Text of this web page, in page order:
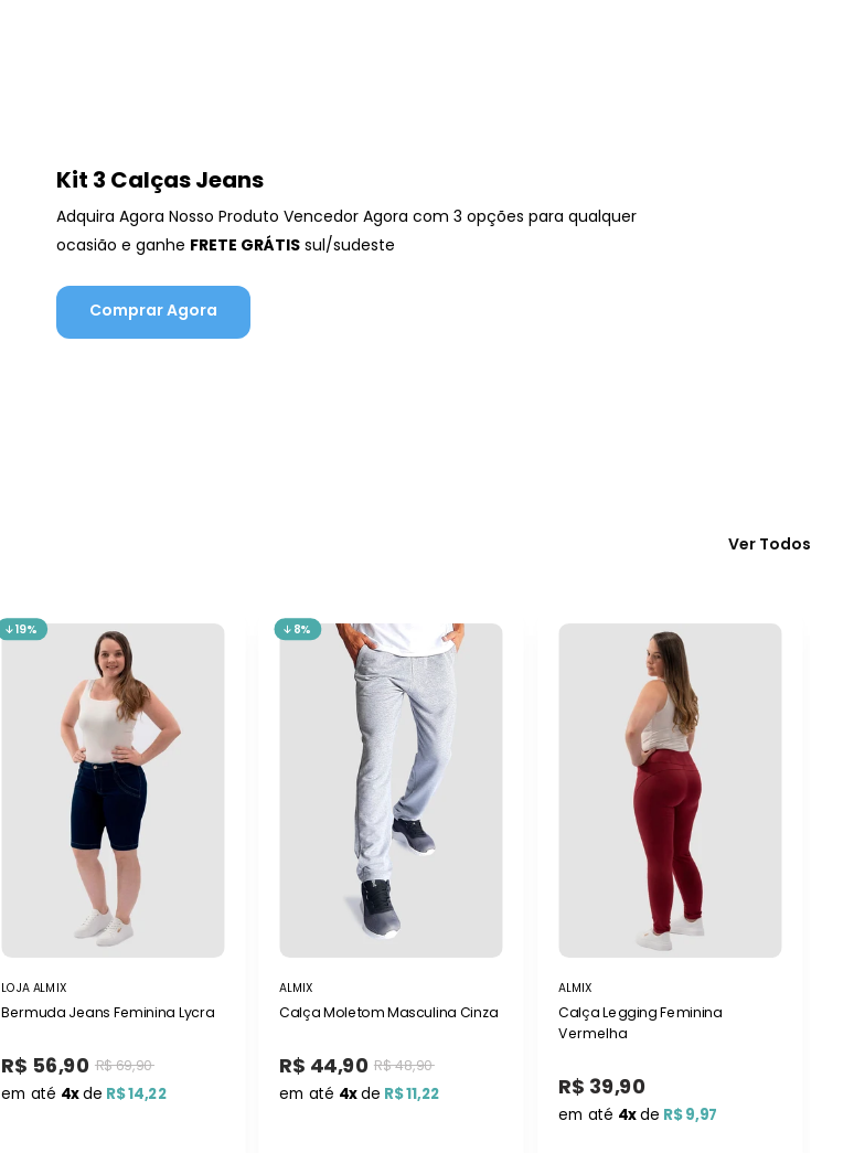
Kit 3 Calças Jeans
Adquira Agora Nosso Produto Vencedor Agora com 3 opções para qualquer
ocasião e ganhe FRETE GRÁTISsul/sudeste
Comprar Agora
Ver Todos
19%
LOJA ALMIX
Bermuda Jeans Feminina Lycra
R$ 56,90 R$ 69,90
em até 4xde R$ 14,22
8%
ALMIX
Calça Moletom Masculina Cinza
R$ 44,90 R$ 48,90
em até 4xde R$ 11,22
ALMIX
Calça Legging Feminina
Vermelha
R$ 39,90
em até 4xde R$ 9,97